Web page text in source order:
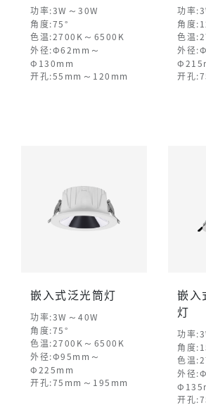
功率:3W ～ 30W
角度:75°
色温:2700K ～ 6500K
外径:Φ62mm ～
Φ130mm
开孔:55mm ～ 120mm
功率
角度
色温
外径
开孔
嵌入式泛光筒灯
功率:3W ～ 40W
角度:75°
色温:2700K ～ 6500K
外径:Φ95mm ～
Φ225mm
开孔:75mm ～ 195mm
嵌入
灯
功率
角度
色温
外径
开孔